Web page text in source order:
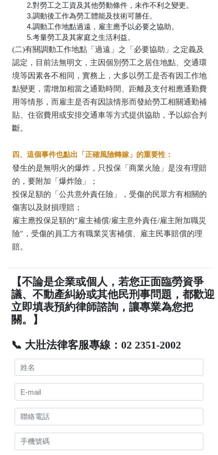
2.對勞工之工資及其他勞動條件，未作不利之變更。
3.調動後工作為勞工體能及技術可勝任。
4.調動工作地點過遠，雇主應予以必要之協助。
5.考量勞工及其家庭之生活利益。
(二)有關調動工作地點「過遠」之「必要協助」之定義及
認定，目前法無明文，主因個別勞工之居住地點、交通環
境等因素各不相同，實務上，大多以勞工是否有因工作地
點變更，需增加相當之通勤時間、距離及支付相應通勤費
用等情形，而雇主是否有因該情形而發給勞工相關通勤補
貼、住宿費用或安排交通車等方式提供協助，予以綜合判
斷。
四、這個事件也點出「正確風險轉嫁」的重要性：
發生的是無明火的爆炸，只投保「商業火險」是沒有理賠
的，要附加「爆炸險」；
投保足額的「公共意外責任險」，受傷的民眾方有相關的
傷害以及財損理賠；
雇主應投保足額的"雇主補償/雇主意外責任/雇主附加職災
險"，受傷的員工方有職業災害補償、雇主民事賠償的理
賠。
【不論是企業或個人，若您正面臨勞資爭
議、不動產糾紛或其他民刑事問題，都歡迎
立即填表預約律師諮詢，讓專業為您把
關。】
📞 大壯法律客服專線：02 2351-2002